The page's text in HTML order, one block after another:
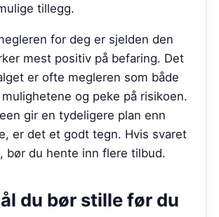
tillegg.
for deg er sjelden den
mest positiv på befaring. Det
er ofte megleren som både
og peke på risikoen.
gir en tydeligere plan enn
er det et godt tegn. Hvis svaret
bør du hente inn flere tilbud.
du bør stille før du